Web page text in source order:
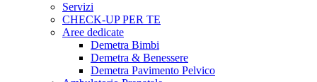
Servizi
CHECK-UP PER TE
Aree dedicate
Demetra Bimbi
Demetra & Benessere
Demetra Pavimento Pelvico